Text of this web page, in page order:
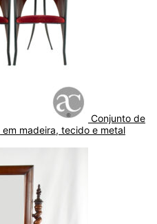
Conjunto de
madeira, tecido e metal